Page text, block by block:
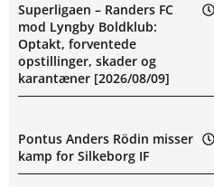
Superligaen – Randers FC
mod Lyngby Boldklub:
Optakt, forventede
opstillinger, skader og
karantæner [2026/08/09]
Pontus Anders Rödin misser
kamp for Silkeborg IF